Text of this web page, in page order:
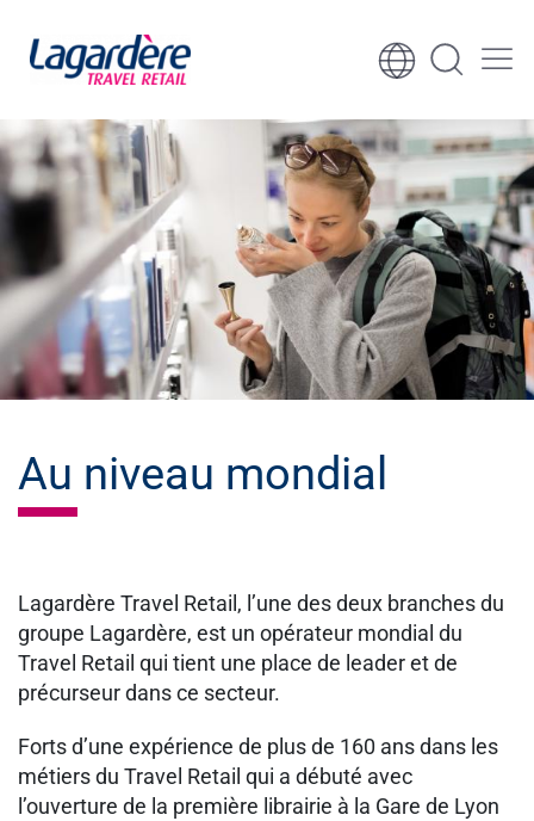
Aller au contenu
Au niveau mondial
Lagardère Travel Retail, l’une des deux branches du
groupe Lagardère, est un opérateur mondial du
Travel Retail qui tient une place de leader et de
précurseur dans ce secteur.
Forts d’une expérience de plus de 160 ans dans les
métiers du Travel Retail qui a débuté avec
l’ouverture de la première librairie à la Gare de Lyon